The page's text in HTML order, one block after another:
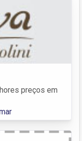
preços em